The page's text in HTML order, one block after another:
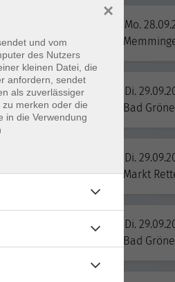
Mo.
Di.
Bad
Di.
Markt
Di.
Bad
und vom
des Nutzers
kleinen Datei, die
anfordern, sendet
als zuverlässiger
merken oder die
in die Verwendung
×